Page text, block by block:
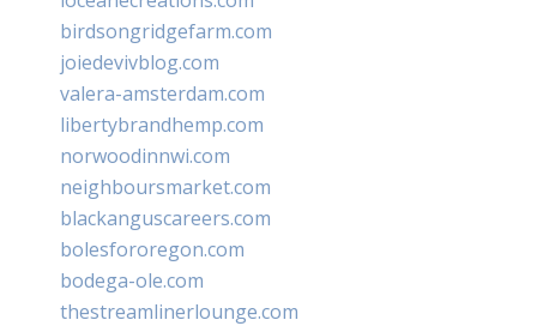
birdsongridgefarm.com
joiedevivblog.com
valera-amsterdam.com
libertybrandhemp.com
norwoodinnwi.com
neighboursmarket.com
blackanguscareers.com
bolesfororegon.com
bodega-ole.com
thestreamlinerlounge.com